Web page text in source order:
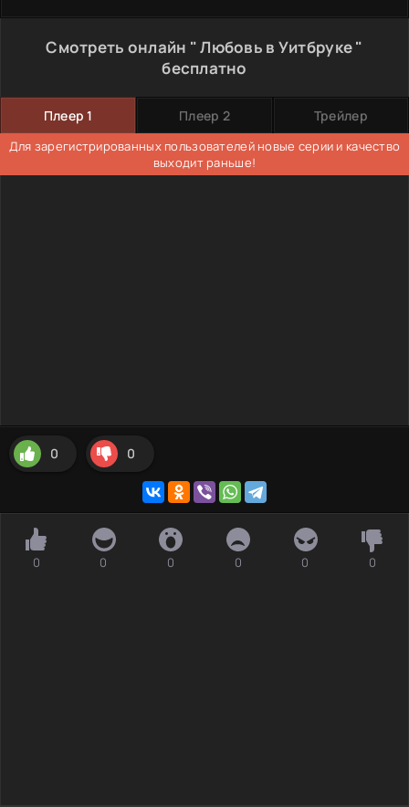
Смотреть онлайн " Любовь в Уитбруке "
бесплатно
Плеер 1 Плеер 2 Трейлер
Для зарегистрированных пользователей новые серии и качество
выходит раньше!
0 0
0 0 0 0 0 0